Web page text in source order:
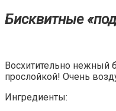
Бисквитные
Восхитительно нежный
прослойкой! Очень
Ингредиенты: